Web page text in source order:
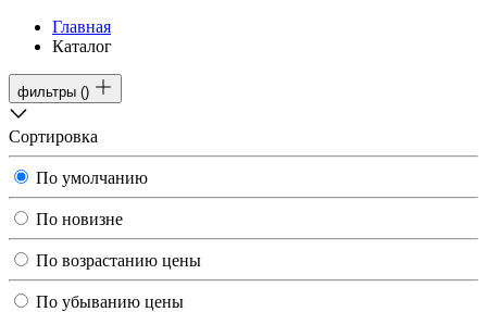
Главная
Каталог
фильтры ()
Сортировка
По умолчанию
По новизне
По возрастанию цены
По убыванию цены